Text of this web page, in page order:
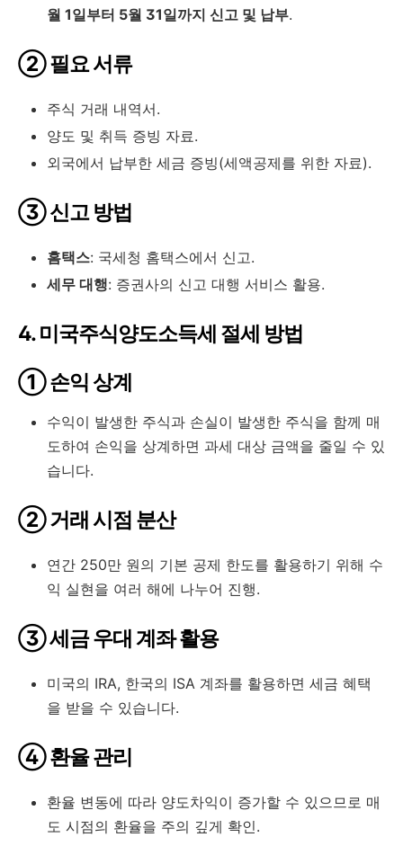
월 1일부터 5월 31일까지 신고 및 납부.
② 필요 서류
주식 거래 내역서.
양도 및 취득 증빙 자료.
외국에서 납부한 세금 증빙(세액공제를 위한 자료).
③ 신고 방법
홈택스: 국세청 홈택스에서 신고.
세무 대행: 증권사의 신고 대행 서비스 활용.
4. 미국주식양도소득세 절세 방법
① 손익 상계
수익이 발생한 주식과 손실이 발생한 주식을 함께 매
도하여 손익을 상계하면 과세 대상 금액을 줄일 수 있
습니다.
② 거래 시점 분산
연간 250만 원의 기본 공제 한도를 활용하기 위해 수
익 실현을 여러 해에 나누어 진행.
③ 세금 우대 계좌 활용
미국의 IRA, 한국의 ISA 계좌를 활용하면 세금 혜택
을 받을 수 있습니다.
④ 환율 관리
환율 변동에 따라 양도차익이 증가할 수 있으므로 매
도 시점의 환율을 주의 깊게 확인.